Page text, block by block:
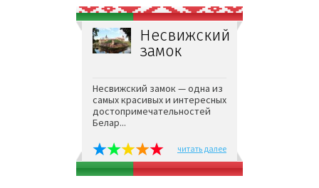
Несвижский
замок
Несвижский замок — одна из
самых красивых и интересных
достопримечательностей
Белар...
читать далее